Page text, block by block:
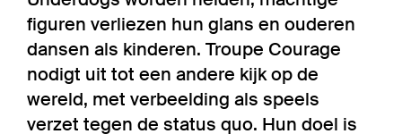
figuren verliezen hun glans en ouderen
dansen als kinderen. Troupe Courage
nodigt uit tot een andere kijk op de
wereld, met verbeelding als speels
verzet tegen de status quo. Hun doel is